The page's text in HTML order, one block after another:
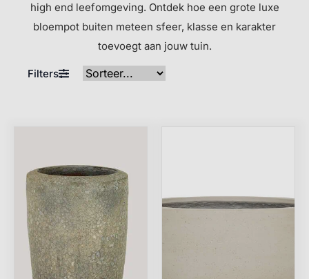
high end leefomgeving. Ontdek hoe een grote luxe
bloempot buiten meteen sfeer, klasse en karakter
toevoegt aan jouw tuin.
Filters